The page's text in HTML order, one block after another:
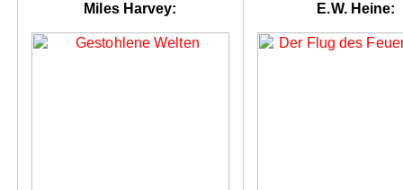
Miles Harvey: E.W. Heine: